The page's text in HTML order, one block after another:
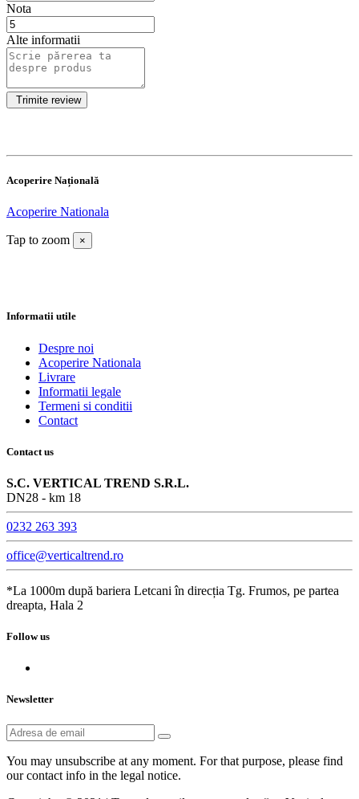
Nota
Alte informatii
Acoperire Națională
Acoperire Nationala
Tap to zoom ×
Informatii utile
Despre noi
Acoperire Nationala
Livrare
Informatii legale
Termeni si conditii
Contact
Contact us
S.C. VERTICAL TREND S.R.L.
DN28 - km 18
0232 263 393
office@verticaltrend.ro
*La 1000m după bariera Letcani în direcția Tg. Frumos, pe partea
dreapta, Hala 2
Follow us
Newsletter
You may unsubscribe at any moment. For that purpose, please find
our contact info in the legal notice.